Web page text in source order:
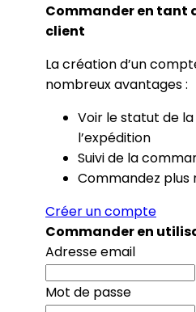
Commander en tant
client
La création d’un
nombreux avantages :
Voir le statut de
l’expédition
Suivi de la
Commandez plus
Créer un compte
Commander en
Adresse email
Mot de passe